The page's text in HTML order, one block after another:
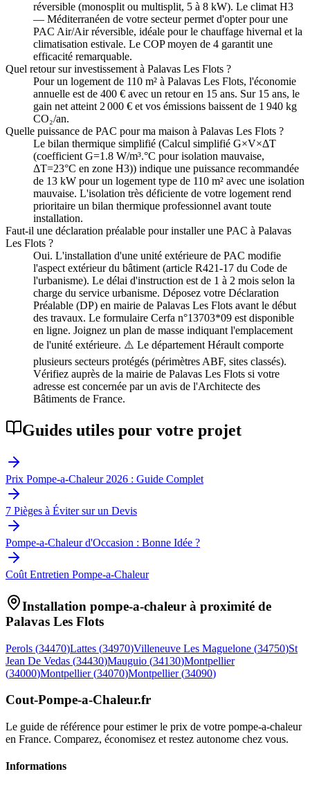
réversible (monosplit ou multisplit, 5 à 8 kW). Le climat H3
— Méditerranéen de votre secteur permet d'opter pour une
PAC Air/Air réversible, idéale pour le chauffage hivernal et la
climatisation estivale. Le COP moyen de 4 garantit une
efficacité remarquable.
Quel retour sur investissement à Palavas Les Flots ?
Pour un logement de 110 m² à Palavas Les Flots, l'économie
annuelle est de 400 € avec un retour en 15 ans. Sur 15 ans, le
gain net atteint 2 000 € et vos émissions baissent de 1 940 kg
CO₂/an.
Quelle puissance de PAC pour ma maison à Palavas Les Flots ?
Le bilan thermique simplifié (Calcul simplifié G×V×ΔT
(coefficient G=1.8 W/m³.°C pour isolation mauvaise,
ΔT=23°C en zone H3)) indique une puissance recommandée
de 13 kW pour un logement type de 110 m² avec une isolation
mauvaise. L'isolation très déficiente de votre logement rend
prioritaire un bilan thermique professionnel avant toute
installation.
Faut-il une déclaration préalable pour installer une PAC à Palavas
Les Flots ?
Oui. L'installation d'une unité extérieure de PAC modifie
l'aspect extérieur du bâtiment (article R421-17 du Code de
l'urbanisme). Le délai d'instruction est de 1 à 2 mois selon la
charge du service urbanisme. Déposez votre Déclaration
Préalable (DP) en mairie de Palavas Les Flots avant le début
des travaux. Le formulaire Cerfa n°13703*09 est disponible
en ligne. Joignez un plan de masse indiquant l'emplacement
de l'unité extérieure. ⚠️ Le département Hérault comporte
plusieurs secteurs protégés (périmètres ABF, sites classés).
Vérifiez auprès de la mairie de Palavas Les Flots si votre
adresse est concernée par un avis de l'Architecte des
Bâtiments de France.
Guides utiles pour votre projet
Prix Pompe-a-Chaleur 2026 : Guide Complet
7 Pièges à Éviter sur un Devis
Pompe-a-Chaleur d'Occasion : Bonne Idée ?
Coût Entretien Pompe-a-Chaleur
Installation pompe-a-chaleur à proximité de
Palavas Les Flots
Perols (34470)Lattes (34970)Villeneuve Les Maguelone (34750)St
Jean De Vedas (34430)Mauguio (34130)Montpellier
(34000)Montpellier (34070)Montpellier (34090)
Cout-Pompe-a-Chaleur.fr
Le guide de référence pour estimer le prix de votre pompe-a-chaleur
en France. Comparez, économisez et restez autonome chez vous.
Informations